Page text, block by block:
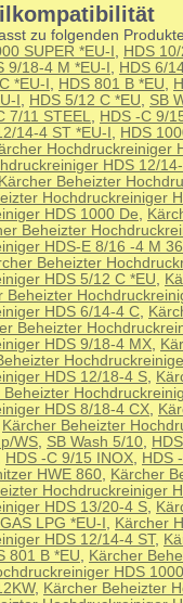
zu folgenden
SUPER *EU-I HDS
9/18-4 M *EU-I HDS 6/
*EU-I
HDS 801 B *EU
I
HDS 5/12 C *EU SB
7/11 STEEL HDS -C 9/
14-4 ST *EU-I HDS
Hochdruckreiniger
HDS 12/
Kärcher Beheizter
Hochdruckreiniger
HDS 1000 De
Beheizter
HDS-E 8/16 -4 M
Beheizter
HDS 5/12 C *EU
Beheizter
HDS 6/14-4 C
Beheizter
HDS 9/18-4 MX
HDS 12/18-4 S
Beheizter
HDS 8/18-4 CX
Kärcher Beheizter
WS
SB Wash 5/10
HDS -C 9/15 INOX HDS
HWE 860 Kärcher
Hochdruckreiniger
HDS 13/20-4 S
LPG *EU-I
Kärcher
HDS 12/14-4 ST,
801 B *EU Kärcher
HDS
, Kärcher Beheizter